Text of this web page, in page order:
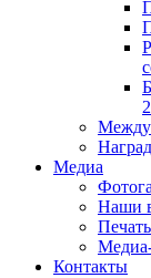
Медиа
Наши
Контакты